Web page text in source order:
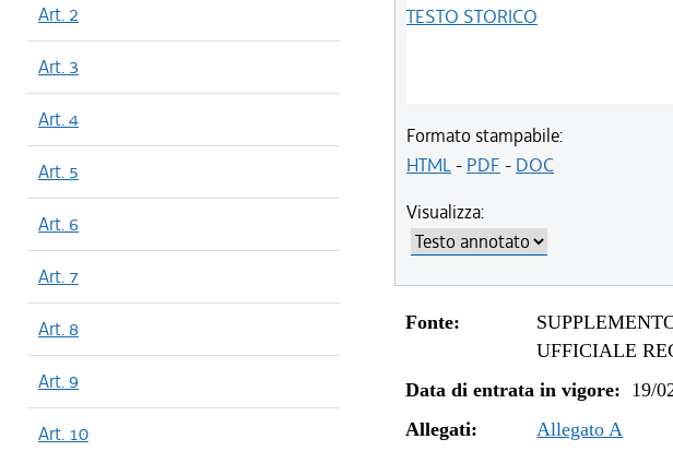
Art. 2
Art. 3
Art. 4
Art. 5
Art. 6
Art. 7
Art. 8
Art. 9
Art. 10
TESTO STORICO
Formato stampabile:
HTML- PDF - DOC
Visualizza:
Fonte:
UFFICIALE
Data di entrata in vigore: 19/
Allegati:
Allegato A